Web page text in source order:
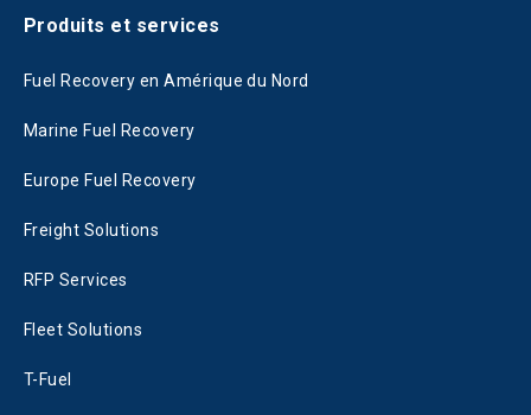
Produits et services
Fuel Recovery en Amérique du Nord
Marine Fuel Recovery
Europe Fuel Recovery
Freight Solutions
RFP Services
Fleet Solutions
T-Fuel